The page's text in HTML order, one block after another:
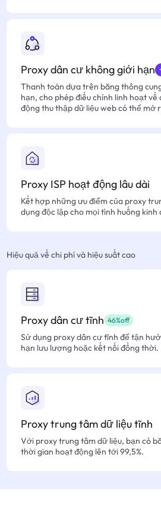
Proxy dân cư không giới hạn
Thanh toán dựa trên băng thông
hạn, cho phép điều chỉnh linh hoạt
động thu thập dữ liệu web có thể mở
Proxy ISP hoạt động lâu dài
Kết hợp những ưu điểm của proxy
dụng độc lập cho mọi tình huống kinh
Hiệu quả về chi phí và hiệu suất cao
Proxy dân cư tĩnh 46%off
Sử dụng proxy dân cư tĩnh để tận
hạn lưu lượng hoặc kết nối đồng thời.
Proxy trung tâm dữ liệu tĩnh
Với proxy trung tâm dữ liệu, bạn có
thời gian hoạt động lên tới 99,5%.